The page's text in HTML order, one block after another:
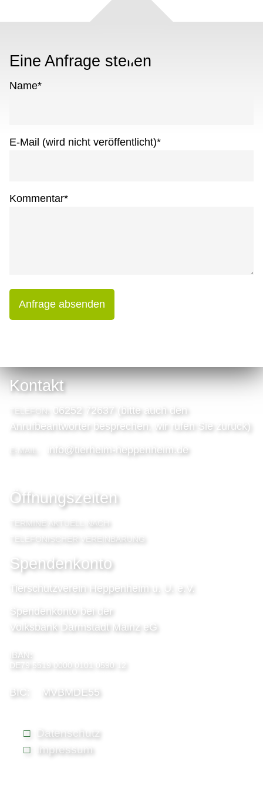
Eine Anfrage stellen
Name*
E-Mail (wird nicht veröffentlicht)*
Kommentar*
Anfrage absenden
Kontakt
TELEFON:
06252 72637 (bitte auch den
Anrufbeantworter besprechen, wir rufen Sie zurück)
E-MAIL: info@tierheim-heppenheim.de
Öffnungszeiten
TERMINE AKTUELL NACH
TELEFONISCHER VEREINBARUNG
Spendenkonto
Tierschutzverein Heppenheim u. U. e.V.
Spendenkonto bei der
Volksbank Darmstadt Mainz eG
IBAN:
DE79 5519 0000 0101 0590 12
BIC: MVBMDE55
Datenschutz
Impressum